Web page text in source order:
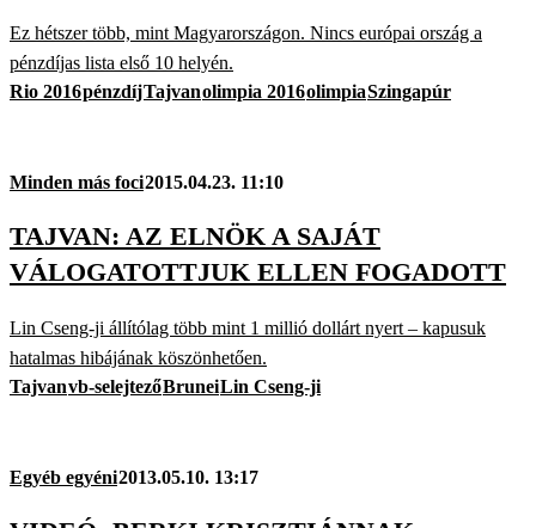
Ez hétszer több, mint Magyarországon. Nincs európai ország a
pénzdíjas lista első 10 helyén.
Rio 2016pénzdíjTajvanolimpia 2016olimpiaSzingapúr
Minden más foci2015.04.23. 11:10
TAJVAN: AZ ELNÖK A SAJÁT
VÁLOGATOTTJUK ELLEN FOGADOTT
Lin Cseng-ji állítólag több mint 1 millió dollárt nyert – kapusuk
hatalmas hibájának köszönhetően.
Tajvanvb-selejtezőBruneiLin Cseng-ji
Egyéb egyéni2013.05.10. 13:17